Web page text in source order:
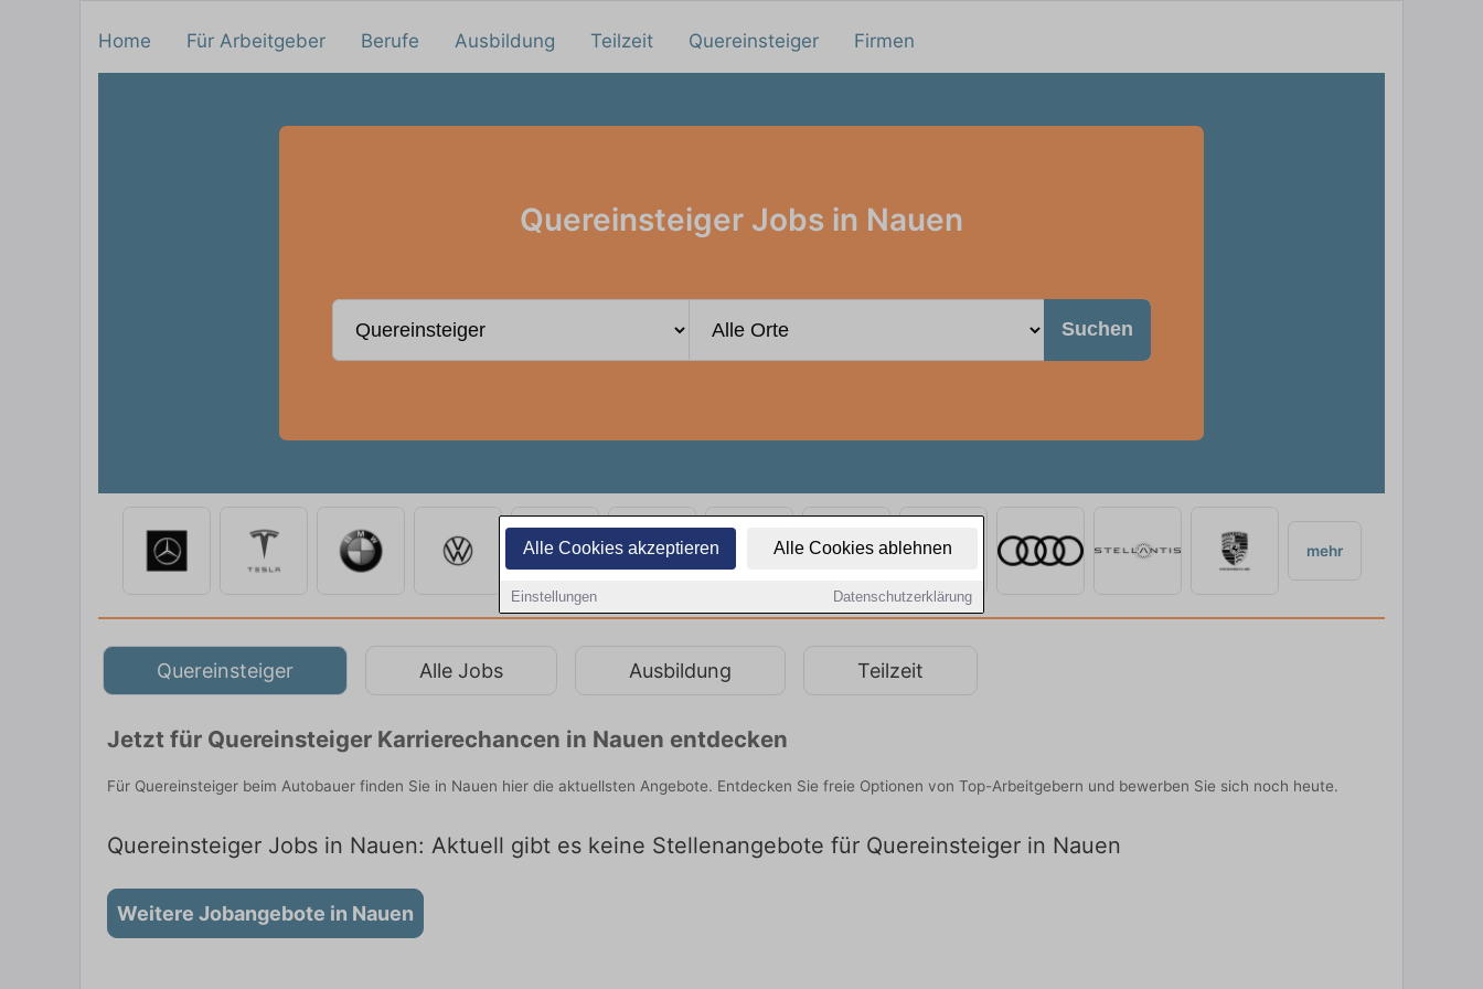
Alle Cookies akzeptieren Alle Cookies ablehnen
Einstellungen Datenschutzerklärung
Home Für Arbeitgeber Berufe Ausbildung Teilzeit Quereinsteiger Firmen
Quereinsteiger Jobs in Nauen
Suchen
mehr
Quereinsteiger Alle Jobs Ausbildung Teilzeit
Jetzt für Quereinsteiger Karrierechancen in Nauen entdecken
Für Quereinsteiger beim Autobauer finden Sie in Nauen hier die aktuellsten Angebote. Entdecken Sie freie Optionen von Top-Arbeitgebern und bewerben Sie sich noch heute.
Quereinsteiger Jobs in Nauen: Aktuell gibt es keine Stellenangebote für Quereinsteiger in Nauen
Weitere Jobangebote in Nauen